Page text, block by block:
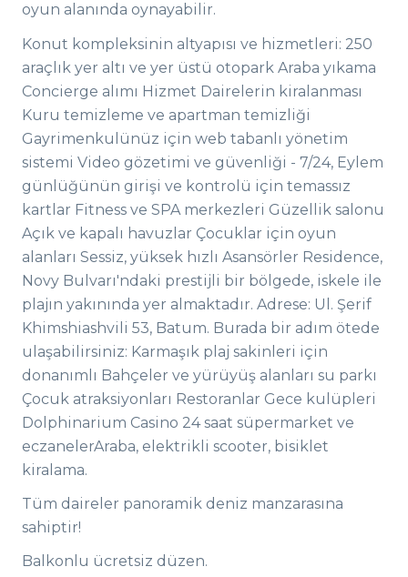
oyun alanında oynayabilir.
Konut kompleksinin altyapısı ve hizmetleri: 250
araçlık yer altı ve yer üstü otopark Araba yıkama
Concierge alımı Hizmet Dairelerin kiralanması
Kuru temizleme ve apartman temizliği
Gayrimenkulünüz için web tabanlı yönetim
sistemi Video gözetimi ve güvenliği - 7/24, Eylem
günlüğünün girişi ve kontrolü için temassız
kartlar Fitness ve SPA merkezleri Güzellik salonu
Açık ve kapalı havuzlar Çocuklar için oyun
alanları Sessiz, yüksek hızlı Asansörler Residence,
Novy Bulvarı'ndaki prestijli bir bölgede, iskele ile
plajın yakınında yer almaktadır. Adrese: Ul. Şerif
Khimshiashvili 53, Batum. Burada bir adım ötede
ulaşabilirsiniz: Karmaşık plaj sakinleri için
donanımlı Bahçeler ve yürüyüş alanları su parkı
Çocuk atraksiyonları Restoranlar Gece kulüpleri
Dolphinarium Casino 24 saat süpermarket ve
eczanelerAraba, elektrikli scooter, bisiklet
kiralama.
Tüm daireler panoramik deniz manzarasına
sahiptir!
Balkonlu ücretsiz düzen.